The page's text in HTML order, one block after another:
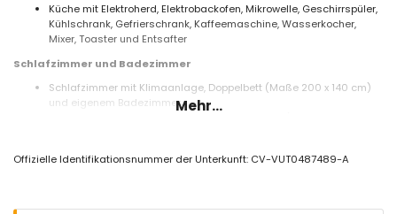
Küche mit Elektroherd, Elektrobackofen, Mikrowelle, Geschirrspüler,
Kühlschrank, Gefrierschrank, Kaffeemaschine, Wasserkocher,
Mixer, Toaster und Entsafter
Schlafzimmer und Badezimmer
Schlafzimmer mit Klimaanlage, Doppelbett (Maße 200 x 140 cm)
und eigenem Badezimmer
cm), Fernseher und eigenem Badezimmer
Eigenes Badezimmer mit Waschbecken, Dusche und WC
Mehr...
Offizielle Identifikationsnummer der Unterkunft: CV-VUT0487489-A